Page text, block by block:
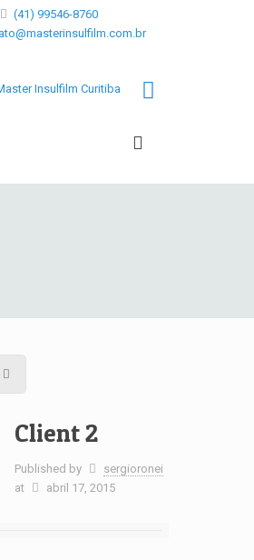
(41) 99546-8760
Client 2
Published by
sergioronei
at
abril 17, 2015